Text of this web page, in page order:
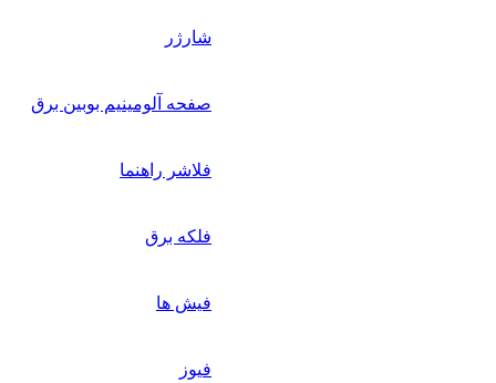
شارژر
صفحه آلومینیم بوبین برق
فلاشر راهنما
فلکه برق
فیش ها
فیوز